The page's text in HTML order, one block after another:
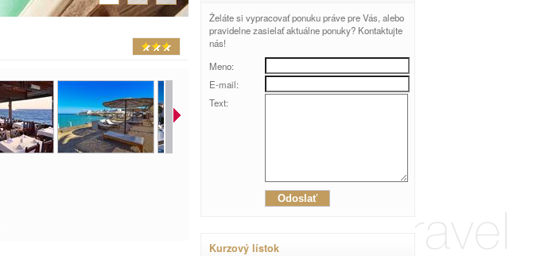
Želáte si vypracovať ponuku práve pre Vás, alebo
pravidelne zasielať aktuálne ponuky? Kontaktujte
nás!
Meno:
E-mail:
Text:
Kurzový lístok